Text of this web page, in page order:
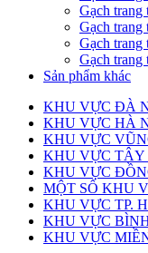
Gạch trang
Gạch
Gạch trang
Gạch trang
Sản phẩm khác
KHU VỰC ĐÀ
KHU VỰC HÀ
KHU VỰC
KHU VỰC TÂY
KHU VỰC
MỘT SỐ KHU
KHU VỰC TP.
KHU VỰC
KHU VỰC